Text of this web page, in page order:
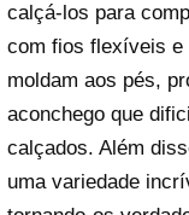
calçá-los para
com fios flexíveis
moldam aos pés,
aconchego que
calçados. Além
uma variedade